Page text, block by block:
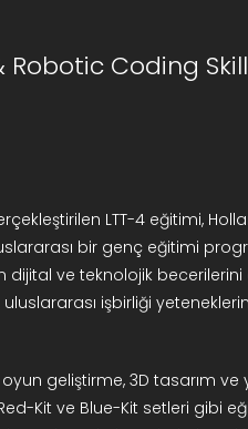
Coding
LTT-4 eğitimi,
bir genç eğitimi
dijital ve teknolojik
işbirliği
oyun geliştirme, 3D tasarım
Kit ve Blue-Kit setleri gibi